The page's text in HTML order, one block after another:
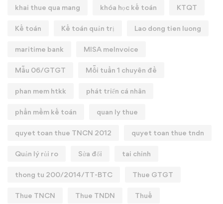
khai thue qua mang khóa học kế toán KTQT
Kế toán Kế toán quản trị Lao dong tien luong
maritime bank MISA meInvoice
Mẫu 06/GTGT Mỗi tuần 1 chuyên đề
phan mem htkk phát triển cá nhân
phần mềm kế toán quan ly thue
quyet toan thue TNCN 2012 quyet toan thue tndn
Quản lý rủi ro Sửa đổi tai chinh
thong tu 200/2014/TT-BTC Thue GTGT
Thue TNCN Thue TNDN Thuế